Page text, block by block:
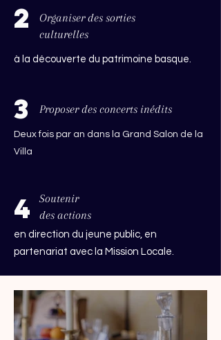
2
Organiser des sorties
culturelles
à la découverte du patrimoine basque.
3 Proposer des concerts inédits
Deux fois par an dans la Grand Salon de la
Villa
4
Soutenir
des actions
en direction du jeune public, en
partenariat avec la Mission Locale.